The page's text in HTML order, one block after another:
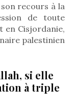
recours à la
de toute
en Cisjordanie,
palestinien
si elle
à triple